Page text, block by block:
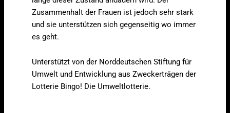
Zusammenhalt der Frauen ist jedoch sehr stark
und sie unterstützen sich gegenseitig wo immer
es geht.
Unterstützt von der Norddeutschen Stiftung für
Umwelt und Entwicklung aus Zweckerträgen der
Lotterie Bingo! Die Umweltlotterie.